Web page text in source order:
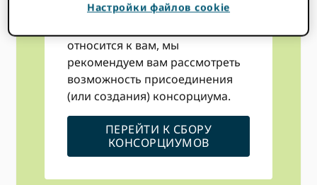
ORCID членство в
относится к вам, мы
рекомендуем вам рассмотреть
возможность присоединения
(или создания) консорциума.
ПЕРЕЙТИ К СБОРУ
КОНСОРЦИУМОВ
Настройки файлов cookie